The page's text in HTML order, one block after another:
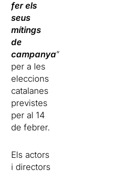
fer els
seus
mítings
de
campanya”
per a les
eleccions
catalanes
previstes
per al 14
de febrer.
Els actors
i directors